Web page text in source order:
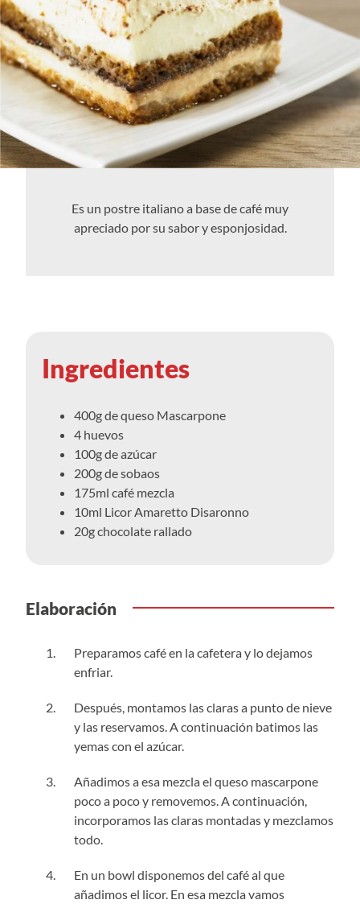
Es un postre italiano a base de café muy
apreciado por su sabor y esponjosidad.
Ingredientes
400g de queso Mascarpone
4 huevos
100g de azúcar
200g de sobaos
175ml café mezcla
10ml Licor Amaretto Disaronno
20g chocolate rallado
Elaboración
Preparamos café en la cafetera y lo dejamos
enfriar.
Después, montamos las claras a punto de nieve
y las reservamos. A continuación batimos las
yemas con el azúcar.
Añadimos a esa mezcla el queso mascarpone
poco a poco y removemos. A continuación,
incorporamos las claras montadas y mezclamos
todo.
En un bowl disponemos del café al que
añadimos el licor. En esa mezcla vamos